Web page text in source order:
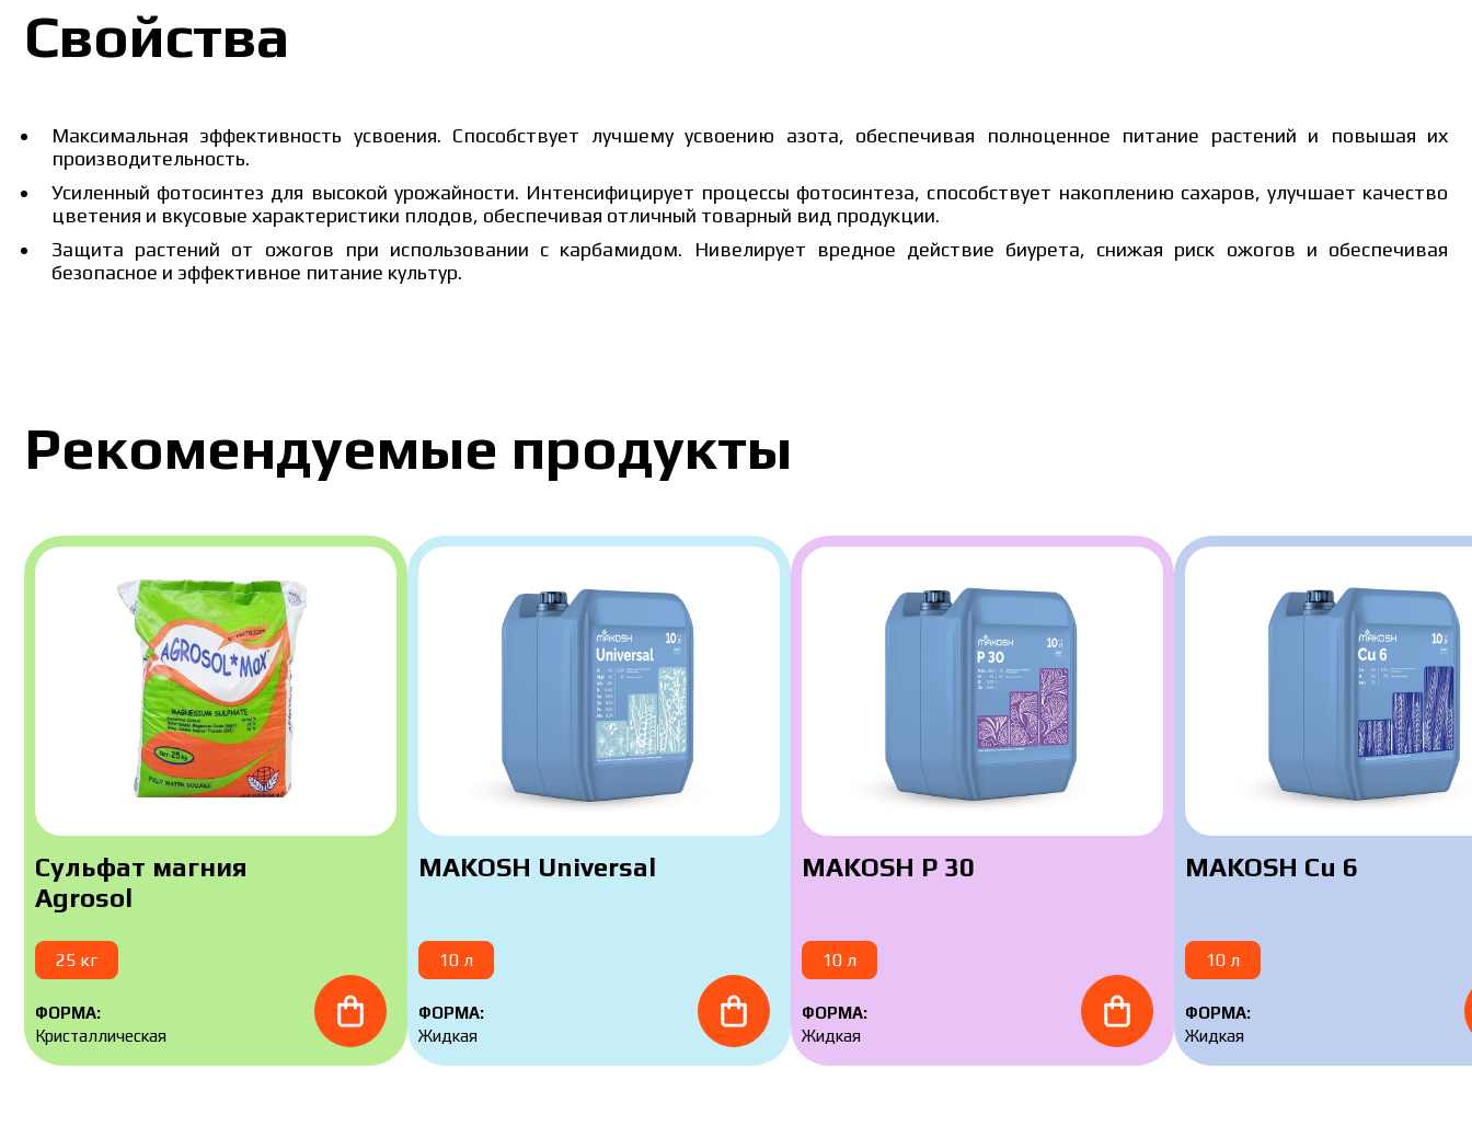
Свойства
Максимальная эффективность усвоения. Способствует лучшему усвоению азота, обеспечивая полноценное питание растений и повышая их
производительность.
Усиленный фотосинтез для высокой урожайности. Интенсифицирует процессы фотосинтеза, способствует накоплению сахаров, улучшает качество
цветения и вкусовые характеристики плодов, обеспечивая отличный товарный вид продукции.
Защита растений от ожогов при использовании с карбамидом. Нивелирует вредное действие биурета, снижая риск ожогов и обеспечивая
безопасное и эффективное питание культур.
Рекомендуемые продукты
Сульфат магния
Agrosol
25 кг
ФОРМА:
Кристаллическая
MAKOSH Universal
10 л
ФОРМА:
Жидкая
MAKOSH P 30
10 л
ФОРМА:
Жидкая
MAKOSH Cu 6
10 л
ФОРМА:
Жидкая
Цена зависит от объёма и региона доставки. Для расчёта индивидуальной цены
заполните данные:
Я ознакомился и принимаю политику защиты
персональных данных.
Связаться с менеджером Makosh
Связаться с менеджером Makosh
Я ознакомился и принимаю политику защиты персональных данных.
Скачать каталог
Скачать каталог